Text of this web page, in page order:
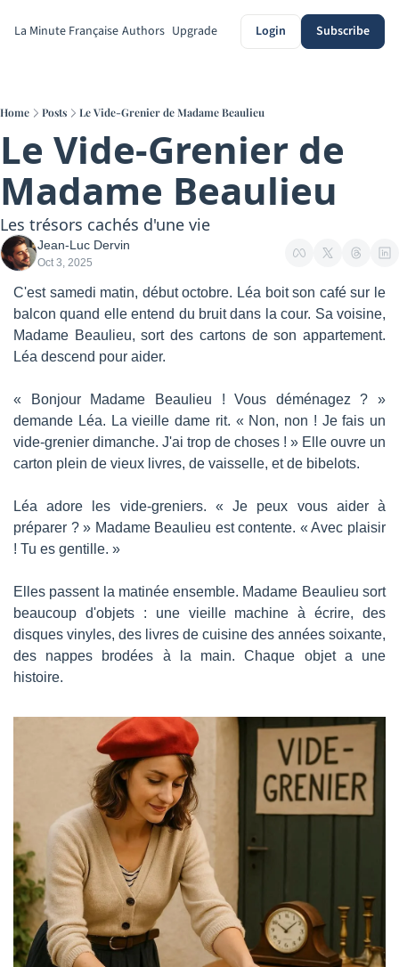
La Minute Française Authors Upgrade Login Subscribe
Home Posts Le Vide-Grenier de Madame Beaulieu
Le Vide-Grenier de
Madame Beaulieu
Les trésors cachés d'une vie
Jean-Luc Dervin
Oct 3, 2025
C'est samedi matin, début octobre. Léa boit son café sur le
balcon quand elle entend du bruit dans la cour. Sa voisine,
Madame Beaulieu, sort des cartons de son appartement.
Léa descend pour aider.
« Bonjour Madame Beaulieu ! Vous déménagez ? »
demande Léa. La vieille dame rit. « Non, non ! Je fais un
vide-grenier dimanche. J'ai trop de choses ! » Elle ouvre un
carton plein de vieux livres, de vaisselle, et de bibelots.
Léa adore les vide-greniers. « Je peux vous aider à
préparer ? » Madame Beaulieu est contente. « Avec plaisir
! Tu es gentille. »
Elles passent la matinée ensemble. Madame Beaulieu sort
beaucoup d'objets : une vieille machine à écrire, des
disques vinyles, des livres de cuisine des années soixante,
des nappes brodées à la main. Chaque objet a une
histoire.